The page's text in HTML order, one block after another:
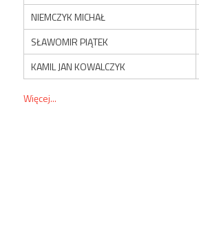
NIEMCZYK MICHAŁ
SŁAWOMIR PIĄTEK
KAMIL JAN KOWALCZYK
Więcej...